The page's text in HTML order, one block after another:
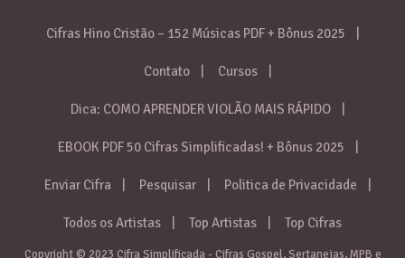
Cifras Hino Cristão – 152 Músicas PDF + Bônus 2025
Contato Cursos
Dica: COMO APRENDER VIOLÃO MAIS RÁPIDO
EBOOK PDF 50 Cifras Simplificadas! + Bônus 2025
Enviar Cifra Pesquisar Politica de Privacidade
Todos os Artistas Top Artistas Top Cifras
Copyright © 2023 Cifra Simplificada - Cifras Gospel, Sertanejas, MPB e